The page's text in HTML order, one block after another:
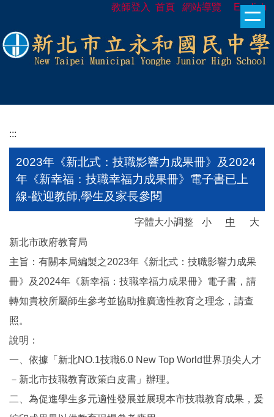
主
要
教師登入 首頁 網站導覽 English
:::
2023年《新北式：技職影響力成果冊》及2024
年《新幸福：技職幸福力成果冊》電子書已上
線-歡迎教師,學生及家長參閱
字體大小調整 小 中
大
新北市政府教育局
主旨：有關本局編製之2023年《新北式：技職影響力成果
冊》及2024年《新幸福：技職幸福力成果冊》電子書，請
轉知貴校所屬師生參考並協助推廣適性教育之理念，請查
照。
說明：
一、依據「新北NO.1技職6.0 New Top World世界頂尖人才
－新北市技職教育政策白皮書」辦理。
二、為促進學生多元適性發展並展現本市技職教育成果，爰